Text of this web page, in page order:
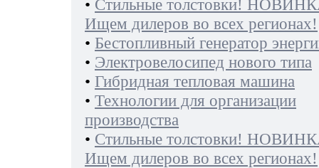
• Стильные толстовки!
Ищем дилеров во всех регионах!
• Бестопливный генератор
• Электровелосипед нового типа
• Гибридная тепловая машина
• Технологии для организации
производства
• Стильные толстовки!
Ищем дилеров во всех регионах!